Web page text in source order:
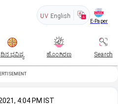
UV English
E-Paper
ದಿನ ಭವಿಷ್ಯ ಹೊಂಗಿರಣ Search
4:04 PM IST